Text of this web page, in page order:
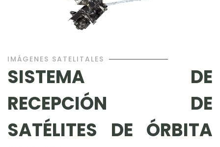
IMÁGENES SATELITALES
SISTEMA DE
RECEPCIÓN DE
SATÉLITES DE ÓRBITA